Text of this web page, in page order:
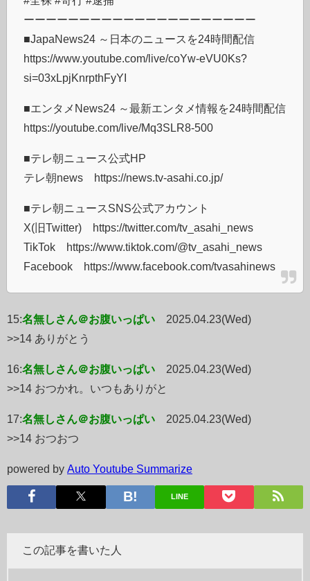
ーーーーーーーーーーーーーーーーーーーーー
■JapaNews24 ～日本のニュースを24時間配信
https://www.youtube.com/live/coYw-eVU0Ks?
si=03xLpjKnrpthFyYI
■エンタメNews24 ～最新エンタメ情報を24時間配信
https://youtube.com/live/Mq3SLR8-500
■テレ朝ニュース公式HP
テレ朝news https://news.tv-asahi.co.jp/
■テレ朝ニュースSNS公式アカウント
X(旧Twitter) https://twitter.com/tv_asahi_news
TikTok https://www.tiktok.com/@tv_asahi_news
Facebook https://www.facebook.com/tvasahinews
15:名無しさん＠お腹いっぱい
2025.04.23(Wed)
>>14 ありがとう
16:名無しさん＠お腹いっぱい
2025.04.23(Wed)
>>14 おつかれ。いつもありがと
17:名無しさん＠お腹いっぱい
2025.04.23(Wed)
>>14 おつおつ
powered by Auto Youtube Summarize
LINE
この記事を書いた人